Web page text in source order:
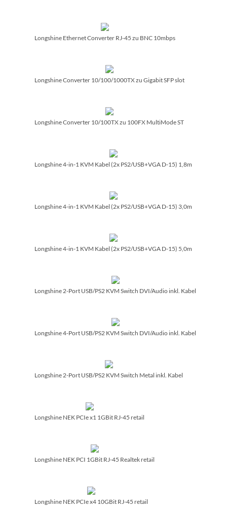
Longshine Ethernet Converter RJ-45 zu BNC 10mbps
Longshine Converter 10/­100/­1000TX zu Gigabit SFP slot
Longshine Converter 10/­100TX zu 100FX MultiMode ST
Longshine 4-in-1 KVM Kabel (2x PS2/­USB+VGA D-15) 1,8m
Longshine 4-in-1 KVM Kabel (2x PS2/­USB+VGA D-15) 3,0m
Longshine 4-in-1 KVM Kabel (2x PS2/­USB+VGA D-15) 5,0m
Longshine 2-Port USB/­PS2 KVM Switch DVI/­Audio inkl. Kabel
Longshine 4-Port USB/­PS2 KVM Switch DVI/­Audio inkl. Kabel
Longshine 2-Port USB/­PS2 KVM Switch Metal inkl. Kabel
Longshine NEK PCIe x1 1GBit RJ-45 retail
Longshine NEK PCI 1GBit RJ-45 Realtek retail
Longshine NEK PCIe x4 10GBit RJ-45 retail